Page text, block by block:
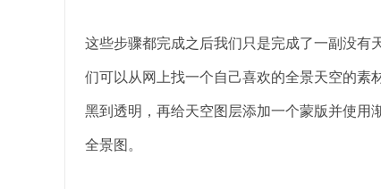
这些步骤都完成之后我们只是完成了一副没有
们可以从网上找一个自己喜欢的全景天空的素
黑到透明，再给天空图层添加一个蒙版并使用
全景图。